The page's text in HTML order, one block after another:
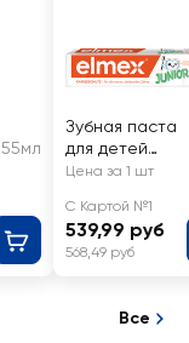
55мл
Зубная паста
для детей
ELMEX Junior
кариеса, 6–12
лет
Цена за 1 шт
С Картой №1
539,99 руб
568,49 руб
Все